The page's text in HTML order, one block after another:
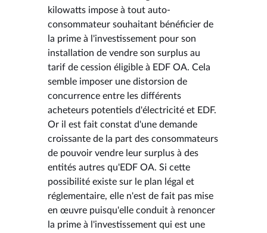
kilowatts impose à tout auto-
consommateur souhaitant bénéficier de
la prime à l'investissement pour son
installation de vendre son surplus au
tarif de cession éligible à EDF OA. Cela
semble imposer une distorsion de
concurrence entre les différents
acheteurs potentiels d'électricité et EDF.
Or il est fait constat d'une demande
croissante de la part des consommateurs
de pouvoir vendre leur surplus à des
entités autres qu'EDF OA. Si cette
possibilité existe sur le plan légal et
réglementaire, elle n'est de fait pas mise
en œuvre puisqu'elle conduit à renoncer
la prime à l'investissement qui est une